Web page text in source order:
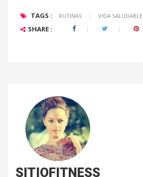
TAGS : RUTINAS | VIDA SALUDABLE
SHARE :
SITIOFITNESS